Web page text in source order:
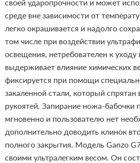
своей ударопрочности и может
среде вне зависимости от
легко окрашивается и надолго
том числе при воздействии
освещения, нетребователен к уходу
выдерживает влияние химических
фиксируется при помощи
закаленной стали, который спрятан
рукоятей. Запирание ножа-бабочки
мгновенно и пользователю нет
дополнительно доводить клинок
полного закрытия. Модель Ganzo
своими ультралегким весом. Он